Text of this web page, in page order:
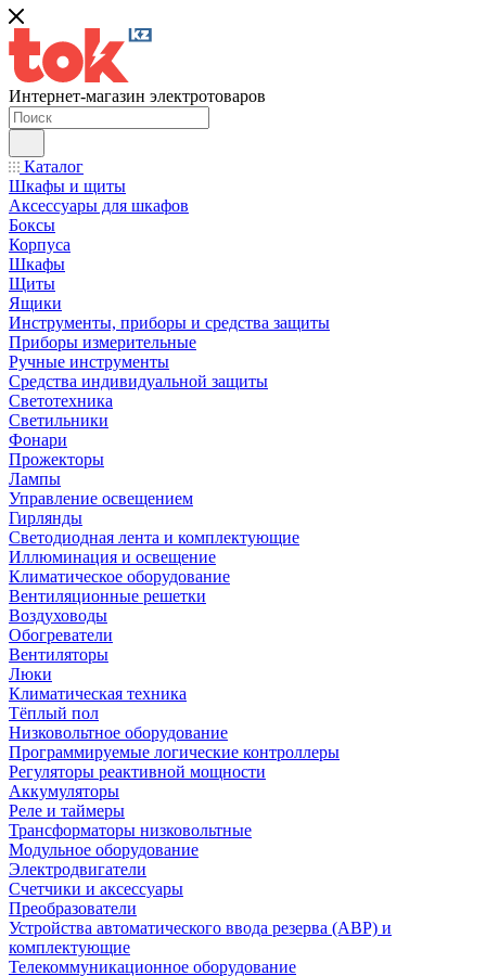
Интернет-магазин электротоваров
Каталог
Шкафы и щиты
Аксессуары для шкафов
Боксы
Корпуса
Шкафы
Щиты
Ящики
Инструменты, приборы и средства защиты
Приборы измерительные
Ручные инструменты
Средства индивидуальной защиты
Светотехника
Светильники
Фонари
Прожекторы
Лампы
Управление освещением
Гирлянды
Светодиодная лента и комплектующие
Иллюминация и освещение
Климатическое оборудование
Вентиляционные решетки
Воздуховоды
Обогреватели
Вентиляторы
Люки
Климатическая техника
Тёплый пол
Низковольтное оборудование
Программируемые логические контроллеры
Регуляторы реактивной мощности
Аккумуляторы
Реле и таймеры
Трансформаторы низковольтные
Модульное оборудование
Электродвигатели
Счетчики и аксессуары
Преобразователи
Устройства автоматического ввода резерва (АВР) и
комплектующие
Телекоммуникационное оборудование